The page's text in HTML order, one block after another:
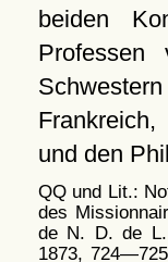
beiden
Professen
und den
QQ und Lit.:
des
de N. D. de
1873,